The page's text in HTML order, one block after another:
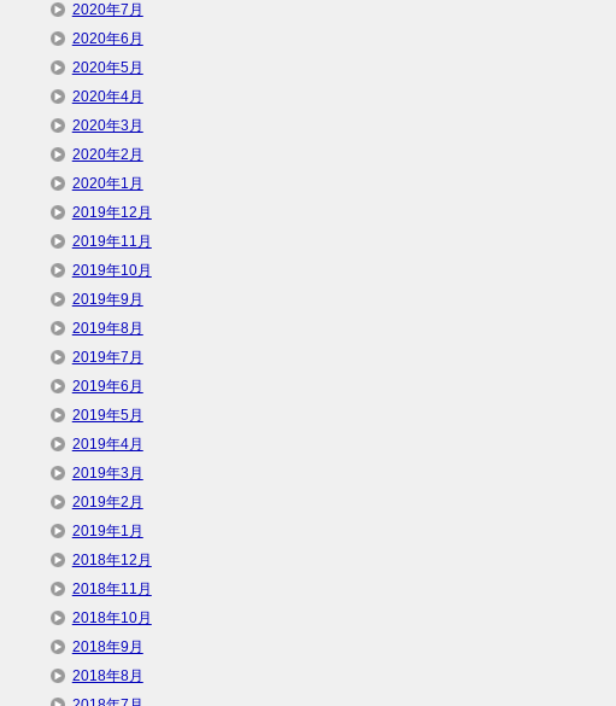
2020年7月
2020年6月
2020年5月
2020年4月
2020年3月
2020年2月
2020年1月
2019年12月
2019年11月
2019年10月
2019年9月
2019年8月
2019年7月
2019年6月
2019年5月
2019年4月
2019年3月
2019年2月
2019年1月
2018年12月
2018年11月
2018年10月
2018年9月
2018年8月